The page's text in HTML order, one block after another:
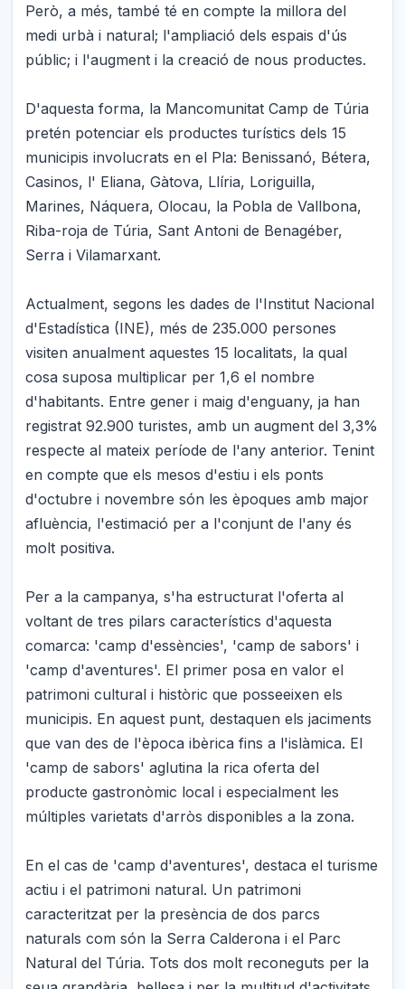
Però, a més, també té en compte la millora del
medi urbà i natural; l'ampliació dels espais d'ús
públic; i l'augment i la creació de nous productes.
D'aquesta forma, la Mancomunitat Camp de Túria
pretén potenciar els productes turístics dels 15
municipis involucrats en el Pla: Benissanó, Bétera,
Casinos, l' Eliana, Gàtova, Llíria, Loriguilla,
Marines, Náquera, Olocau, la Pobla de Vallbona,
Riba-roja de Túria, Sant Antoni de Benagéber,
Serra i Vilamarxant.
Actualment, segons les dades de l'Institut Nacional
d'Estadística (INE), més de 235.000 persones
visiten anualment aquestes 15 localitats, la qual
cosa suposa multiplicar per 1,6 el nombre
d'habitants. Entre gener i maig d'enguany, ja han
registrat 92.900 turistes, amb un augment del 3,3%
respecte al mateix període de l'any anterior. Tenint
en compte que els mesos d'estiu i els ponts
d'octubre i novembre són les èpoques amb major
afluència, l'estimació per a l'conjunt de l'any és
molt positiva.
Per a la campanya, s'ha estructurat l'oferta al
voltant de tres pilars característics d'aquesta
comarca: 'camp d'essències', 'camp de sabors' i
'camp d'aventures'. El primer posa en valor el
patrimoni cultural i històric que posseeixen els
municipis. En aquest punt, destaquen els jaciments
que van des de l'època ibèrica fins a l'islàmica. El
'camp de sabors' aglutina la rica oferta del
producte gastronòmic local i especialment les
múltiples varietats d'arròs disponibles a la zona.
En el cas de 'camp d'aventures', destaca el turisme
actiu i el patrimoni natural. Un patrimoni
caracteritzat per la presència de dos parcs
naturals com són la Serra Calderona i el Parc
Natural del Túria. Tots dos molt reconeguts per la